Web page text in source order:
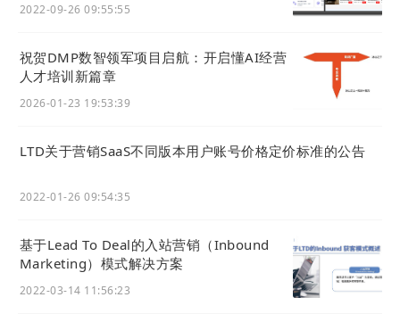
2022-09-26 09:55:55
祝贺DMP数智领军项目启航：开启懂AI经营
人才培训新篇章
2026-01-23 19:53:39
LTD关于营销SaaS不同版本用户账号价格定价标准的公告
2022-01-26 09:54:35
基于Lead To Deal的入站营销（Inbound
Marketing）模式解决方案
2022-03-14 11:56:23